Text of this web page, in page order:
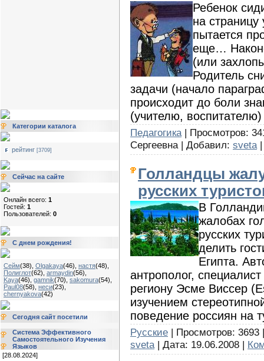
Категории каталога
рейтинг [3709]
Сейчас на сайте
Онлайн всего: 1
Гостей: 1
Пользователей: 0
С днем рождения!
Сейм(38) Olgakaya(46) настя(48)
Полиглот(62) armaydin(56)
Kaya(46) gamnik(70) sakomura(54)
Paul08(58) неси(23)
chernyakova(42)
Сегодня сайт посетили
Система Эффективного
Самостоятельного Изучения
Языков
[28.08.2024]
Ребенок
на страницу
пытается
еще…
(или
Родитель
задачи (начало
происходит до боли
(учителю,
Педагогика | Просмотров:
Сергеевна | Добавил: sveta
Голландцы
русских
В
жалобах
русских
делить
Египта.
антрополог,
региону Эсме Виссер
изучением
поведение россиян на
Русские | Просмотров:
sveta | Дата: 19.06.2008 |